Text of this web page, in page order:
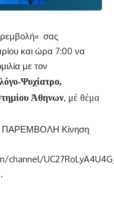
σας
και ώρα 7:00 να
με τον
Ψυχίατρο,
Ἀθηνων, μέ θέμα
ΠΑΡΕΜΒΟΛΗ Κίνηση